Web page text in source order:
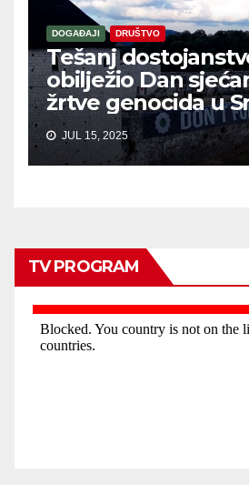
DOGAĐAJI DRUŠTVO
Tešanj
obilježio Dan
žrtve genocida u
JUL 15, 2025
TV PROGRAM